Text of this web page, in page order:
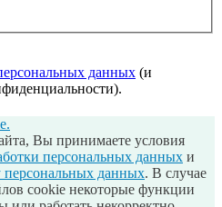
данных (и
Вы принимаете условия
персональных данных и
персональных данных. В случае
cookie некоторые функции